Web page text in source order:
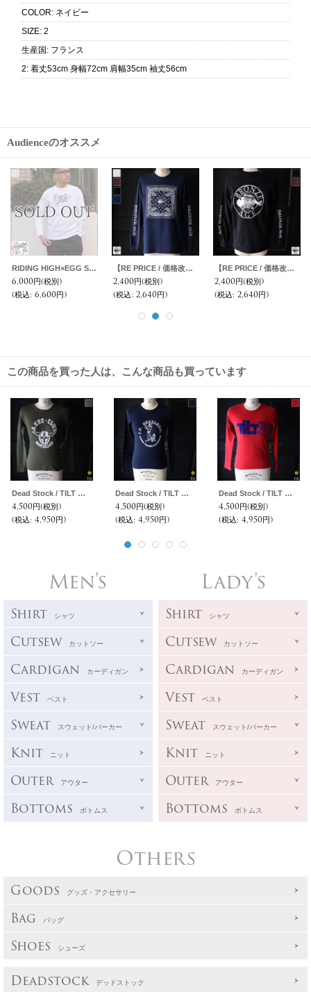
COLOR: ネイビー
SIZE: 2
生産国 : フランス
2: 着丈53cm 身幅72cm 肩幅35cm 袖丈56cm
Audienceのオススメ
RIDING HIGH×EGG SNDWCH LABEL/ PRINT L/S TEE（HOLIDAY）
6,000円(税別)
(税込: 6,600円)
【RE PRICE / 価格改定】BRONZE AGE（ブロンズエイジ）16/-天竺 プリント L/S TEE/ Audience
2,400円(税別)
(税込: 2,640円)
【RE PRICE / 価格改定】BRONZE AGE（ブロンズエイジ）16/-天竺 プリント L/S TEE/ Audience
2,400円(税別)
(税込: 2,640円)
この商品を買った人は、こんな商品も買っています
Dead Stock / TILT モンベリアール プリント ロングスリーブ TEE
4,500円(税別)
(税込: 4,950円)
Dead Stock / TILT トレーニング プリント ロングスリーブ TEE
4,500円(税別)
(税込: 4,950円)
Dead Stock / TILT ロゴ プリント ロングスリーブ TEE
4,500円(税別)
(税込: 4,950円)
Men's
Shirt シャツ
Cutsew カットソー
Cardigan カーディガン
Vest ベスト
Sweat スウェット/パーカー
Knit ニット
Outer アウター
Bottoms ボトムス
Lady's
Shirt シャツ
Cutsew カットソー
Cardigan カーディガン
Vest ベスト
Sweat スウェット/パーカー
Knit ニット
Outer アウター
Bottoms ボトムス
Others
Goods グッズ・アクセサリー
Bag バッグ
Shoes シューズ
Deadstock デッドストック